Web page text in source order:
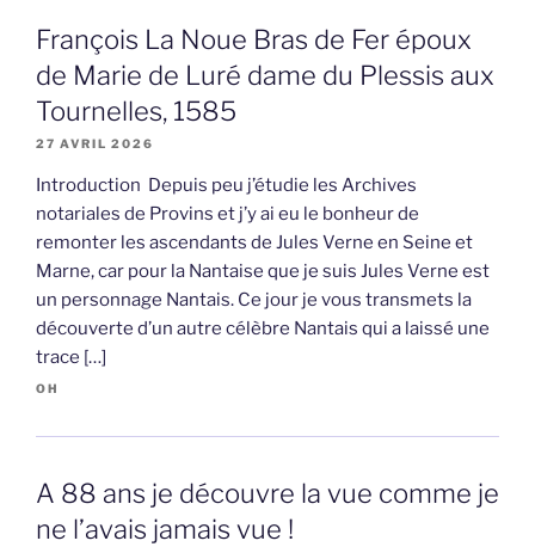
François La Noue Bras de Fer époux
de Marie de Luré dame du Plessis aux
Tournelles, 1585
27 AVRIL 2026
Introduction Depuis peu j’étudie les Archives
notariales de Provins et j’y ai eu le bonheur de
remonter les ascendants de Jules Verne en Seine et
Marne, car pour la Nantaise que je suis Jules Verne est
un personnage Nantais. Ce jour je vous transmets la
découverte d’un autre célèbre Nantais qui a laissé une
trace […]
OH
A 88 ans je découvre la vue comme je
ne l’avais jamais vue !